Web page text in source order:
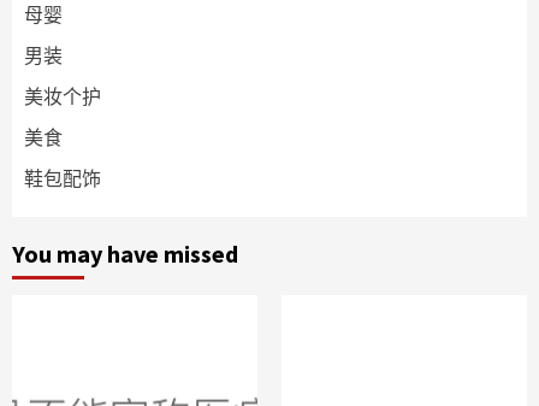
母婴
男装
美妆个护
美食
鞋包配饰
You may have missed